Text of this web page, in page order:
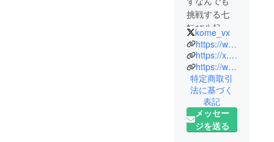
挑戦する七
転び八起き
系VTuberの
弦弓こめ(つ
るゆみ こめ)
です！初め
てプロジェ
クトを立ち
上げまし
た！
kome_vx
https://www.youtube.com/@kome_v
https://x.com/kome_vx
https://www.tiktok.com/@kome_v1210
特定商取引
法に基づく
表記
メッセー
ジを送る